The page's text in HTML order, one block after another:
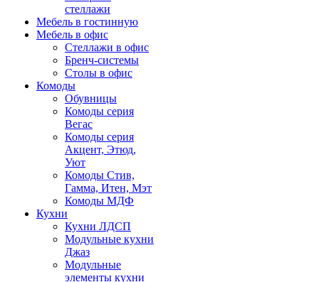
стеллажи
Мебель в гостинную
Мебель в офис
Стеллажи в офис
Бренч-системы
Столы в офис
Комоды
Обувницы
Комоды серия
Вегас
Комоды серия
Акцент, Этюд,
Уют
Комоды Стив,
Гамма, Итен, Мэт
Комоды МДФ
Кухни
Кухни ЛДСП
Модульные кухни
Джаз
Модульные
элементы кухни